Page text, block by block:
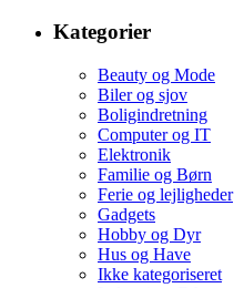
Kategorier
Beauty og Mode
Biler og sjov
Boligindretning
Computer og IT
Elektronik
Familie og Børn
Ferie og lejligheder
Gadgets
Hobby og Dyr
Hus og Have
Ikke kategoriseret